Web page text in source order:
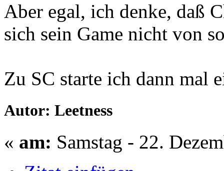
Aber egal, ich denke, daß
sich sein Game nicht von
Zu SC starte ich dann mal
Autor: Leetness
« am: Samstag - 22.